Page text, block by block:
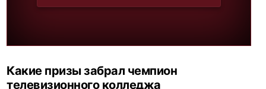
Какие призы забрал чемпион
телевизионного колледжа